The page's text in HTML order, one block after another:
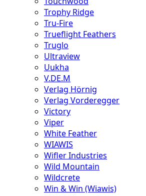
Trophy Ridge
Tru-Fire
Trueflight Feathers
Truglo
Ultraview
Uukha
V.DE.M
Verlag Hörnig
Verlag Vorderegger
Victory
Viper
White Feather
WIAWIS
Wifler Industries
Wild Mountain
Wildcrete
Win & Win (Wiawis)